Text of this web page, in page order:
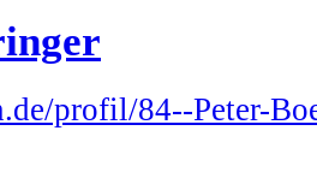
profil/84--Peter-